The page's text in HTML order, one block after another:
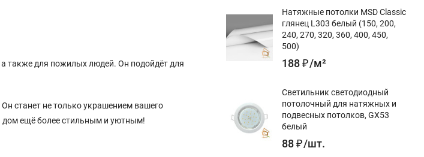
также для пожилых людей. Он подойдёт для
станет не только украшением вашего
дом ещё более стильным и уютным!
Натяжные потолки MSD Classic
глянец L303 белый (150, 200,
240, 270, 320, 360, 400, 450,
500)
188₽/м²
Светильник светодиодный
потолочный для натяжных и
подвесных потолков, GX53
белый
88₽/шт.